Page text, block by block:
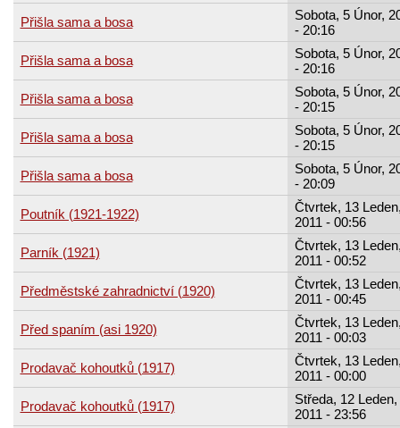
Přišla sama a bosa
Sobota, 5 Únor,
- 20:16
Přišla sama a bosa
Sobota, 5 Únor,
- 20:16
Přišla sama a bosa
Sobota, 5 Únor,
- 20:15
Přišla sama a bosa
Sobota, 5 Únor,
- 20:15
Přišla sama a bosa
Sobota, 5 Únor,
- 20:09
Poutník (1921-1922)
Čtvrtek, 13
2011 - 00:56
Parník (1921)
Čtvrtek, 13
2011 - 00:52
Předměstské zahradnictví (1920)
Čtvrtek, 13
2011 - 00:45
Před spaním (asi 1920)
Čtvrtek, 13
2011 - 00:03
Prodavač kohoutků (1917)
Čtvrtek, 13
2011 - 00:00
Prodavač kohoutků (1917)
Středa, 12 Leden,
2011 - 23:56